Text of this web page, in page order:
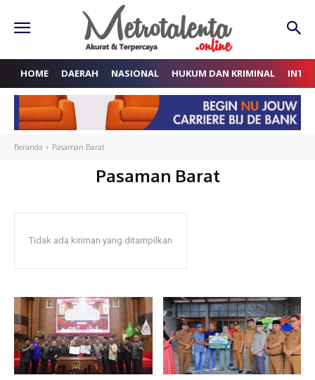
HOME DAERAH NASIONAL HUKUM DAN KRIMINAL
Beranda Pasaman Barat
Pasaman Barat
Tidak ada kiriman yang ditampilkan